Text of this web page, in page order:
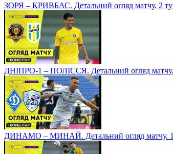
ЗОРЯ – КРИВБАС. Детальний огляд матчу. 2
ДНІПРО-1 – ПОЛІССЯ. Детальний огляд
ДИНАМО – МИНАЙ. Детальний огляд матчу.